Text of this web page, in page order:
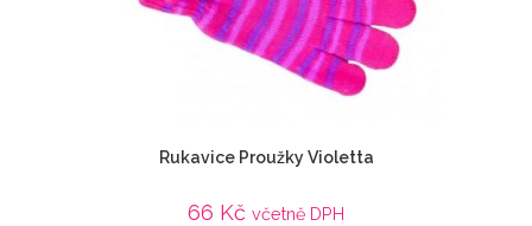
Rukavice Proužky Violetta
66 Kč včetně DPH